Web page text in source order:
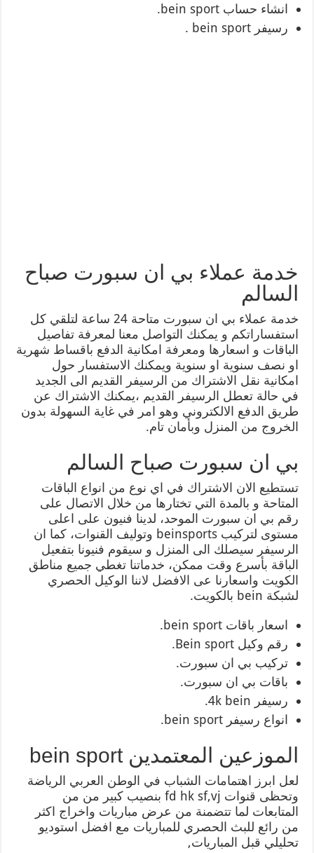
انشاء حساب bein sport.
رسيفر bein sport .
خدمة عملاء بي ان سبورت صباح
السالم
خدمة عملاء بي ان سبورت متاحة 24 ساعة لتلقي كل
استفساراتكم و يمكنك التواصل معنا لمعرفة تفاصيل
الباقات و اسعارها ومعرفة امكانية الدفع باقساط شهرية
او نصف سنوية او سنوية ويمكنك الاستفسار حول
امكانية نقل الاشتراك من الرسيفر القديم الى الجديد
في حالة تعطل الرسيفر القديم ،يمكنك الاشتراك عن
طريق الدفع الالكتروني وهو امر في غاية السهولة بدون
الخروج من المنزل وبأمان تام.
بي ان سبورت صباح السالم
تستطيع الان الاشتراك في اي نوع من انواع الباقات
المتاحة و بالمدة التي تختارها من خلال الاتصال على
رقم بي ان سبورت الموحد، لدينا فنيون على اعلى
مستوى لتركيب beinsports وتوليف القنوات، كما ان
الرسيفر سيصلك الى المنزل و سيقوم فنيونا بتفعيل
الباقة بأسرع وقت ممكن، خدماتنا تغطي جميع مناطق
الكويت واسعارنا عى الافضل لاننا الوكيل الحصري
لشبكة bein بالكويت.
اسعار باقات bein sport.
رقم وكيل Bein sport.
تركيب بي ان سبورت.
باقات بي ان سبورت.
رسيفر 4k bein.
انواع رسيفر bein sport.
الموزعين المعتمدين bein sport
لعل ابرز اهتمامات الشباب في الوطن العربي الرياضة
وتحظى قنوات fd hk sf,vj بنصيب كبير من من
المتابعات لما تتضمنة من عرض مباريات واخراج اكثر
من رائع للبث الحصري للمباريات مع افضل استوديو
تحليلي قبل المباريات,